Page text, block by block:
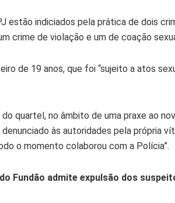
estão indiciados pela prática de dois
crime de violação e um de coação
de 19 anos, que foi “sujeito a atos
quartel, no âmbito de uma praxe ao
às autoridades pela própria
o momento colaborou com a Polícia”.
Fundão admite expulsão dos